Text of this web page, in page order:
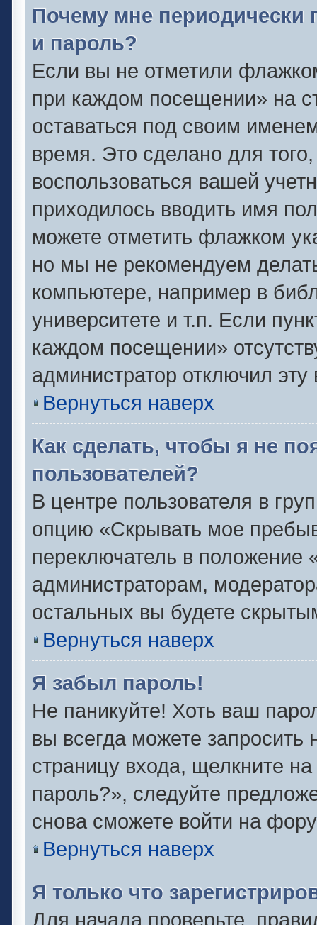
Почему мне периодически
и пароль?
Если вы не отметили
при каждом посещении» на
оставаться под своим
время. Это сделано для
воспользоваться вашей
приходилось вводить имя
можете отметить флажком
но мы не рекомендуем
компьютере, например в
университете и т.п. Если
каждом посещении»
администратор отключил эту
Вернуться наверх
Как сделать, чтобы я не
пользователей?
В центре пользователя в
опцию «Скрывать мое
переключатель в положение
администраторам,
остальных вы будете
Вернуться наверх
Я забыл пароль!
Не паникуйте! Хоть ваш
вы всегда можете запросить
страницу входа, щелкните
пароль?», следуйте
снова сможете войти на
Вернуться наверх
Я только что
Для начала проверьте,